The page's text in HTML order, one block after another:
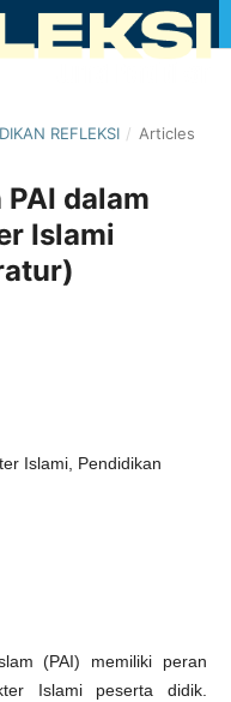
REFLEKSI / Articles
dalam
Islami
Islami, Pendidikan
(PAI) memiliki peran
Islami peserta didik.